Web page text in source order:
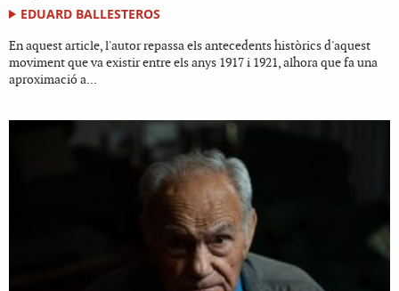
EDUARD BALLESTEROS
En aquest article, l'autor repassa els antecedents històrics d'aquest
moviment que va existir entre els anys 1917 i 1921, alhora que fa una
aproximació a...